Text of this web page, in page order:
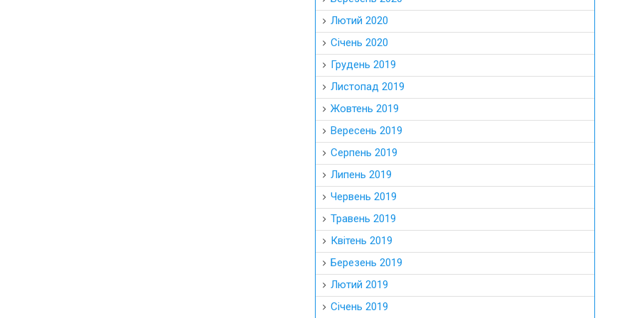
Лютий 2020
Січень 2020
Грудень 2019
Листопад 2019
Жовтень 2019
Вересень 2019
Серпень 2019
Липень 2019
Червень 2019
Травень 2019
Квітень 2019
Березень 2019
Лютий 2019
Січень 2019